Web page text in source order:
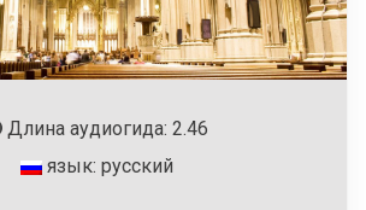
Длина аудиогида: 2.46
язык: русский